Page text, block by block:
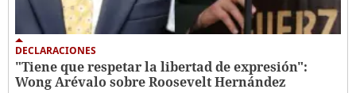
DECLARACIONES
"Tiene que respetar la libertad de expresión":
Wong Arévalo sobre Roosevelt Hernández